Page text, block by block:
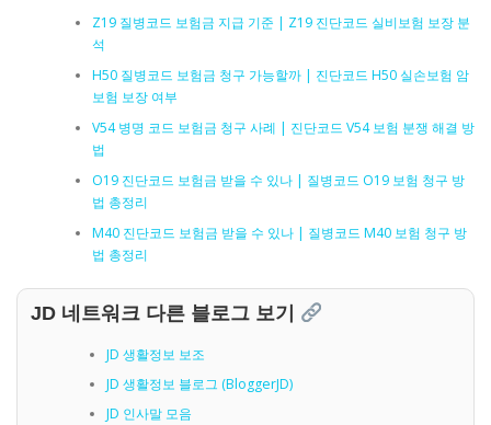
Z19 질병코드 보험금 지급 기준 | Z19 진단코드 실비보험 보장 분
석
H50 질병코드 보험금 청구 가능할까 | 진단코드 H50 실손보험 암
보험 보장 여부
V54 병명 코드 보험금 청구 사례 | 진단코드 V54 보험 분쟁 해결 방
법
O19 진단코드 보험금 받을 수 있나 | 질병코드 O19 보험 청구 방
법 총정리
M40 진단코드 보험금 받을 수 있나 | 질병코드 M40 보험 청구 방
법 총정리
JD 네트워크 다른 블로그 보기
JD 생활정보 보조
JD 생활정보 블로그 (BloggerJD)
JD 인사말 모음